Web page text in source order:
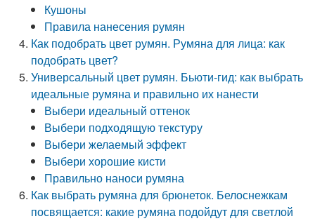
Кушоны
Правила нанесения румян
Как подобрать цвет румян. Румяна для лица: как
подобрать цвет?
Универсальный цвет румян. Бьюти-гид: как выбрать
идеальные румяна и правильно их нанести
Выбери идеальный оттенок
Выбери подходящую текстуру
Выбери желаемый эффект
Выбери хорошие кисти
Правильно наноси румяна
Как выбрать румяна для брюнеток. Белоснежкам
посвящается: какие румяна подойдут для светлой